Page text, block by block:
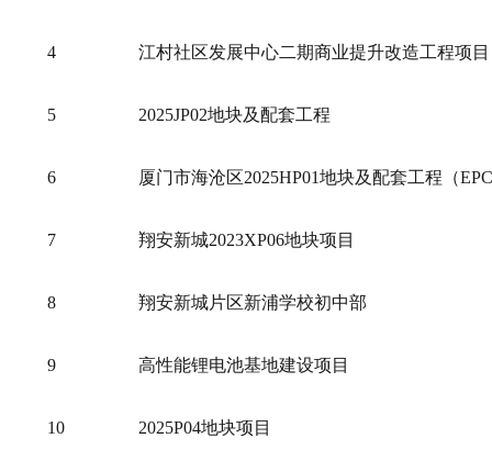
4 江村社区发展中心二期商业提升改造工程项目
5 2025JP02地块及配套工程
6 厦门市海沧区2025HP01地块及配套工程（
7 翔安新城2023XP06地块项目
8 翔安新城片区新浦学校初中部
9 高性能锂电池基地建设项目
10 2025P04地块项目